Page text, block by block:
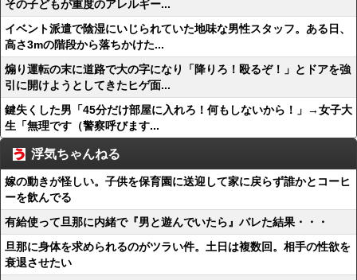
その子どもが重度のアレルギー...
イベント派遣で陰湿にいじられていた地味な男性スタッフ。ある日、
高さ3mの階段から落ちかけた...
煽り運転の末に道路で大の字になり「降りろ！殴るぞ！」とドアを強
引に開けようとしてきたヒゲ面...
鍵失くした男「45分だけ部屋に入れろ！何もしないから！」→女子大
生「無理です（警察呼びます...
浮気ちゃんねる
嫁の動きが怪しい。子供を保育園に送迎して家に戻らず誰かとコーヒ
ーを飲んでる
有給使って旦那に内緒で『男と遊んでいたら』バレた結果・・・
旦那に身体を求められるのがツラい件。土日は複数回。相手の性欲を
衰退させたい